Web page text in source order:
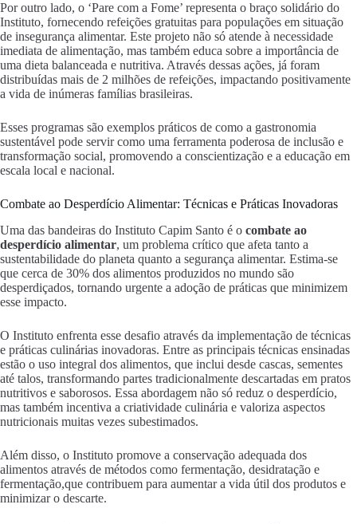
Por outro lado, o ‘Pare com a Fome’ representa o braço solidário do
Instituto, fornecendo refeições gratuitas para populações em situação
de insegurança alimentar. Este projeto não só atende à necessidade
imediata de alimentação, mas também educa sobre a importância de
uma dieta balanceada e nutritiva. Através dessas ações, já foram
distribuídas mais de 2 milhões de refeições, impactando positivamente
a vida de inúmeras famílias brasileiras.
Esses programas são exemplos práticos de como a gastronomia
sustentável pode servir como uma ferramenta poderosa de inclusão e
transformação social, promovendo a conscientização e a educação em
escala local e nacional.
Combate ao Desperdício Alimentar: Técnicas e Práticas Inovadoras
Uma das bandeiras do Instituto Capim Santo é o combate ao
desperdício alimentar, um problema crítico que afeta tanto a
sustentabilidade do planeta quanto a segurança alimentar. Estima-se
que cerca de 30% dos alimentos produzidos no mundo são
desperdiçados, tornando urgente a adoção de práticas que minimizem
esse impacto.
O Instituto enfrenta esse desafio através da implementação de técnicas
e práticas culinárias inovadoras. Entre as principais técnicas ensinadas
estão o uso integral dos alimentos, que inclui desde cascas, sementes
até talos, transformando partes tradicionalmente descartadas em pratos
nutritivos e saborosos. Essa abordagem não só reduz o desperdício,
mas também incentiva a criatividade culinária e valoriza aspectos
nutricionais muitas vezes subestimados.
Além disso, o Instituto promove a conservação adequada dos
alimentos através de métodos como fermentação, desidratação e
fermentação,que contribuem para aumentar a vida útil dos produtos e
minimizar o descarte.